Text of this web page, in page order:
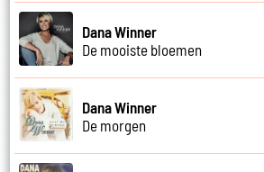
Dana Winner
De mooiste bloemen
Dana Winner
De morgen